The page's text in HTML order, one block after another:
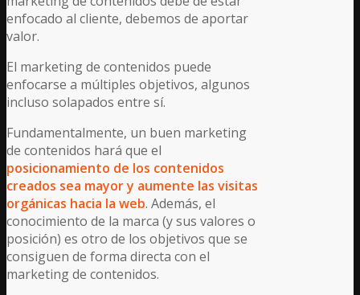
enfocado al cliente, debemos de aportar
valor.
El marketing de contenidos puede
enfocarse a múltiples objetivos, algunos
incluso solapados entre sí.
Fundamentalmente, un buen marketing
de contenidos hará que el
posicionamiento de los contenidos
creados sea mayor y aumente las visitas
orgánicas hacia la web. Además, el
conocimiento de la marca (y sus valores o
posición) es otro de los objetivos que se
consiguen de forma directa con el
marketing de contenidos.